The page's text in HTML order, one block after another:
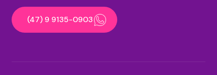
(47) 9 9135-0903